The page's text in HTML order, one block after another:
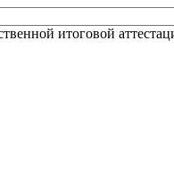
итоговой